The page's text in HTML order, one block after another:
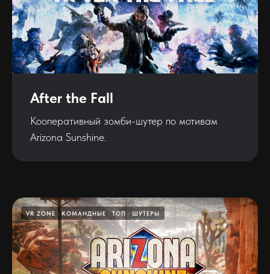
After the Fall
Кооперативный зомби-шутер по мотивам
Arizona Sunshine.
VR ZONE КОМАНДНЫЕ ТОП ШУТЕРЫ